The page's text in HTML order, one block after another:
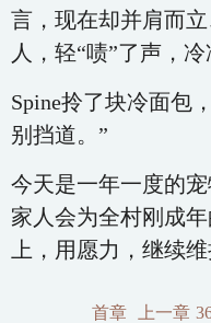
言，现在却并肩而
人，轻“啧”了声，
Spine拎了块冷面包
别挡道。”
今天是一年一度的
家人会为全村刚成
上，用愿力，继续
首章 上一章